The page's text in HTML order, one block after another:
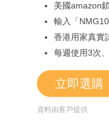
美國amazon
輸入「
香港用家真實
每週使用3次
立即選購
資料由客戶提供